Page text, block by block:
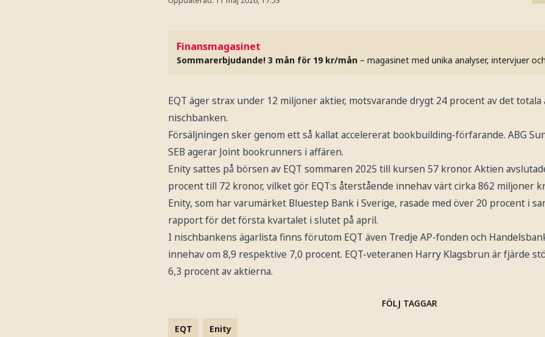
Finansmagasinet
Sommarerbjudande! 3 mån för 19 kr/mån – magasinet med unika analyser, intervjuer
EQT äger strax under 12 miljoner aktier, motsvarande drygt 24 procent av det
nischbanken.
Försäljningen sker genom ett så kallat accelererat bookbuilding-förfarande. ABG
SEB agerar Joint bookrunners i affären.
Enity sattes på börsen av EQT sommaren 2025 till kursen 57 kronor. Aktien
procent till 72 kronor, vilket gör EQT:s återstående innehav värt cirka 862 miljoner
Enity, som har varumärket Bluestep Bank i Sverige, rasade med över 20 procent i
rapport för det första kvartalet i slutet på april.
I nischbankens ägarlista finns förutom EQT även Tredje AP-fonden och
innehav om 8,9 respektive 7,0 procent. EQT-veteranen Harry Klagsbrun är fjärde
6,3 procent av aktierna.
FÖLJ TAGGAR
EQT Enity